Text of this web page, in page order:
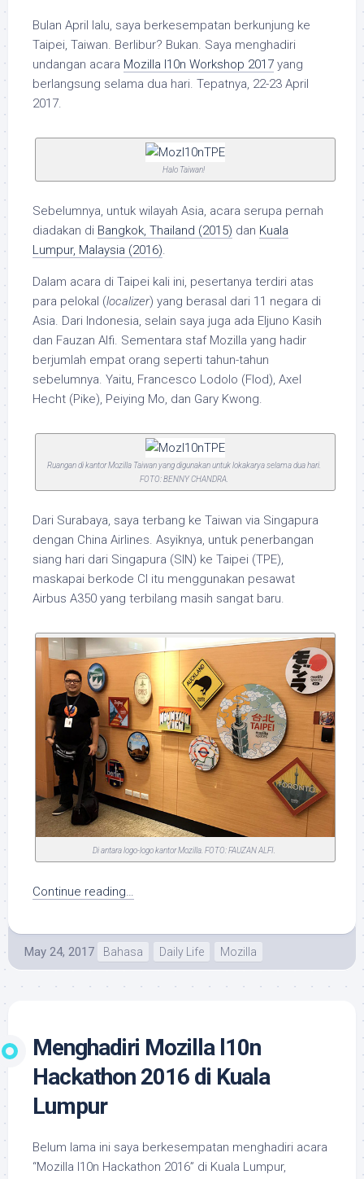
Bulan April lalu, saya berkesempatan berkunjung ke
Taipei, Taiwan. Berlibur? Bukan. Saya menghadiri
undangan acara Mozilla l10n Workshop 2017 yang
berlangsung selama dua hari. Tepatnya, 22-23 April
2017.
Halo Taiwan!
Sebelumnya, untuk wilayah Asia, acara serupa pernah
diadakan di Bangkok, Thailand (2015) dan Kuala
Lumpur, Malaysia (2016).
Dalam acara di Taipei kali ini, pesertanya terdiri atas
para pelokal (localizer) yang berasal dari 11 negara di
Asia. Dari Indonesia, selain saya juga ada Eljuno Kasih
dan Fauzan Alfi. Sementara staf Mozilla yang hadir
berjumlah empat orang seperti tahun-tahun
sebelumnya. Yaitu, Francesco Lodolo (Flod), Axel
Hecht (Pike), Peiying Mo, dan Gary Kwong.
Ruangan di kantor Mozilla Taiwan yang digunakan untuk lokakarya selama dua hari.
FOTO: BENNY CHANDRA.
Dari Surabaya, saya terbang ke Taiwan via Singapura
dengan China Airlines. Asyiknya, untuk penerbangan
siang hari dari Singapura (SIN) ke Taipei (TPE),
maskapai berkode CI itu menggunakan pesawat
Airbus A350 yang terbilang masih sangat baru.
Di antara logo-logo kantor Mozilla. FOTO: FAUZAN ALFI.
Continue reading…
May 24, 2017 Bahasa Daily Life Mozilla
Menghadiri Mozilla l10n
Hackathon 2016 di Kuala
Lumpur
Belum lama ini saya berkesempatan menghadiri acara
“Mozilla l10n Hackathon 2016” di Kuala Lumpur,